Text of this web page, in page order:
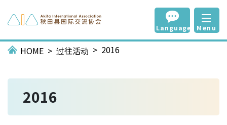
Language Menu
HOME 过往活动 2016
2016